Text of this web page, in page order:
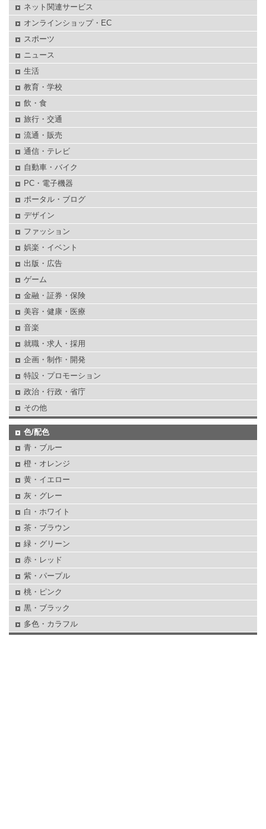
ネット関連サービス
オンラインショップ・EC
スポーツ
ニュース
生活
教育・学校
飲・食
旅行・交通
流通・販売
通信・テレビ
自動車・バイク
PC・電子機器
ポータル・ブログ
デザイン
ファッション
娯楽・イベント
出版・広告
ゲーム
金融・証券・保険
美容・健康・医療
音楽
就職・求人・採用
企画・制作・開発
特設・プロモーション
政治・行政・省庁
その他
色/配色
青・ブルー
橙・オレンジ
黄・イエロー
灰・グレー
白・ホワイト
茶・ブラウン
緑・グリーン
赤・レッド
紫・パープル
桃・ピンク
黒・ブラック
多色・カラフル